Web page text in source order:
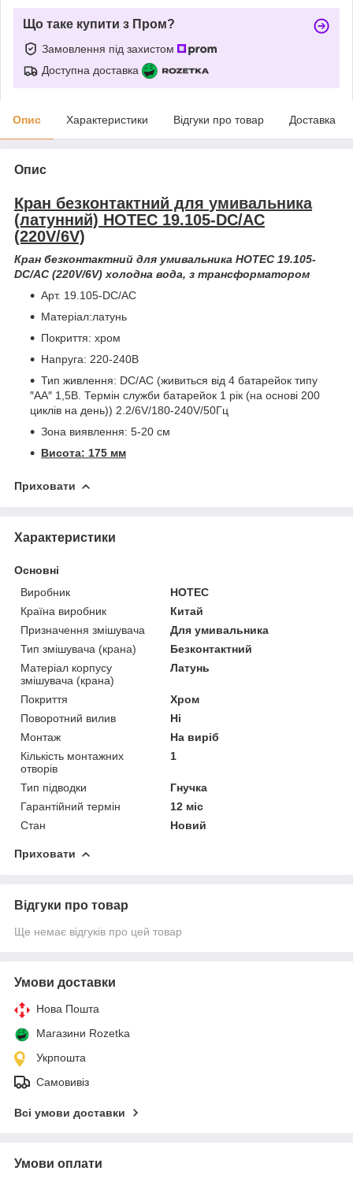
Що таке купити з Пром?
Замовлення під захистом
Доступна доставка
Опис Характеристики Відгуки про товар Доставка
Опис
Кран безконтактний для умивальника
(латунний) HOTEC 19.105-DC/AC
(220V/6V)
Кран безконтактний для умивальника HOTEC 19.105-
DC/AC (220V/6V) холодна вода, з трансформатором
Арт. 19.105-DC/AC
Матеріал:латунь
Покриття: хром
Напруга: 220-240В
Тип живлення: DC/AC (живиться від 4 батарейок типу
″АА″ 1,5В. Термін служби батарейок 1 рік (на основі 200
циклів на день)) 2.2/6V/180-240V/50Гц
Зона виявлення: 5-20 см
Висота: 175 мм
Приховати
Характеристики
Основні
Виробник
HOTEC
Країна виробник
Китай
Призначення змішувача
Для умивальника
Тип змішувача (крана)
Безконтактний
Матеріал корпусу
змішувача (крана)
Латунь
Покриття
Хром
Поворотний вилив
Ні
Монтаж
На виріб
Кількість монтажних
отворів
1
Тип підводки
Гнучка
Гарантійний термін
12 міс
Стан
Новий
Приховати
Відгуки про товар
Ще немає відгуків про цей товар
Умови доставки
Нова Пошта
Магазини Rozetka
Укрпошта
Самовивіз
Всі умови доставки
Умови оплати